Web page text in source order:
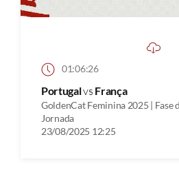
01:06:26
Portugalvs França
GoldenCat Feminina 2025 | Fase
Jornada
23/08/2025 12:25